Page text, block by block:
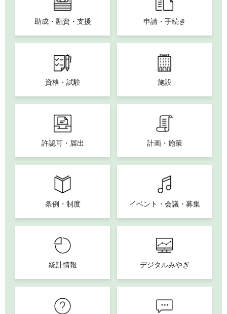
助成・融資・支援 申請・手続き
資格・試験 施設
許認可・届出 計画・施策
条例・制度 イベント・会議・募集
統計情報 デジタルみやぎ